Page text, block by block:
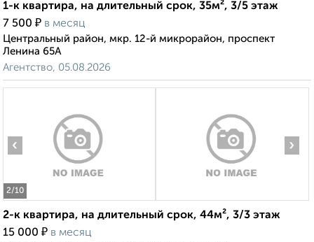
1-к квартира, на длительный срок, 35м², 3/5 этаж
7 500 ₽ в месяц
Центральный район, мкр. 12-й микрорайон, проспект
Ленина 65А
Агентство, 05.08.2026
2/10
‹ ›
2-к квартира, на длительный срок, 44м², 3/3 этаж
15 000 ₽ в месяц